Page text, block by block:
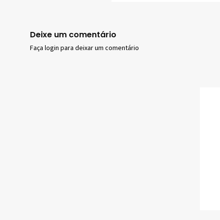
Deixe um comentário
Faça login para deixar um comentário